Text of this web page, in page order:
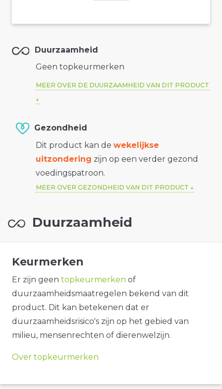
Duurzaamheid
Geen topkeurmerken
MEER OVER DE DUURZAAMHEID VAN DIT PRODUCT
Gezondheid
Dit product kan de wekelijkse
uitzondering zijn op een verder gezond
voedingspatroon.
MEER OVER GEZONDHEID VAN DIT PRODUCT
Duurzaamheid
Keurmerken
Er zijn geen topkeurmerken of
duurzaamheidsmaatregelen bekend van dit
product. Dit kan betekenen dat er
duurzaamheidsrisico's zijn op het gebied van
milieu, mensenrechten of dierenwelzijn.
Over topkeurmerken